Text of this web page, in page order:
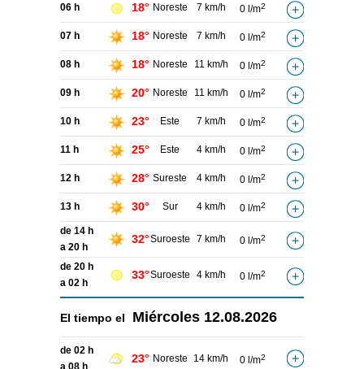
06 h 18° Noreste 7 km/h 0 l/m2
07 h 18° Noreste 7 km/h 0 l/m2
08 h 18° Noreste 11 km/h 0 l/m2
09 h 20° Noreste 11 km/h 0 l/m2
10 h 23° Este 7 km/h 0 l/m2
11 h 25° Este 4 km/h 0 l/m2
12 h 28° Sureste 4 km/h 0 l/m2
13 h 30° Sur 4 km/h 0 l/m2
de 14 h
a 20 h
32°Suroeste 7 km/h 0 l/m2
de 20 h
a 02 h
33°Suroeste 4 km/h 0 l/m2
El tiempo el Miércoles 12.08.2026
de 02 h
23° Noreste 14 km/h 0 l/m2